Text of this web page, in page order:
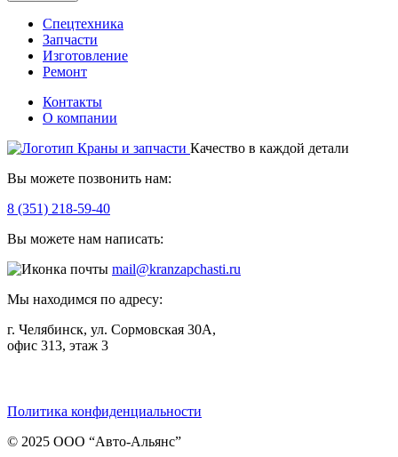
Спецтехника
Запчасти
Изготовление
Ремонт
Контакты
О компании
Качество в каждой детали
Вы можете позвонить нам:
8 (351) 218-59-40
Вы можете нам написать:
mail@kranzapchasti.ru
Мы находимся по адресу:
г. Челябинск, ул. Сормовская 30А,
офис 313, этаж 3
Политика конфиденциальности
© 2025 ООО “Авто-Альянс”